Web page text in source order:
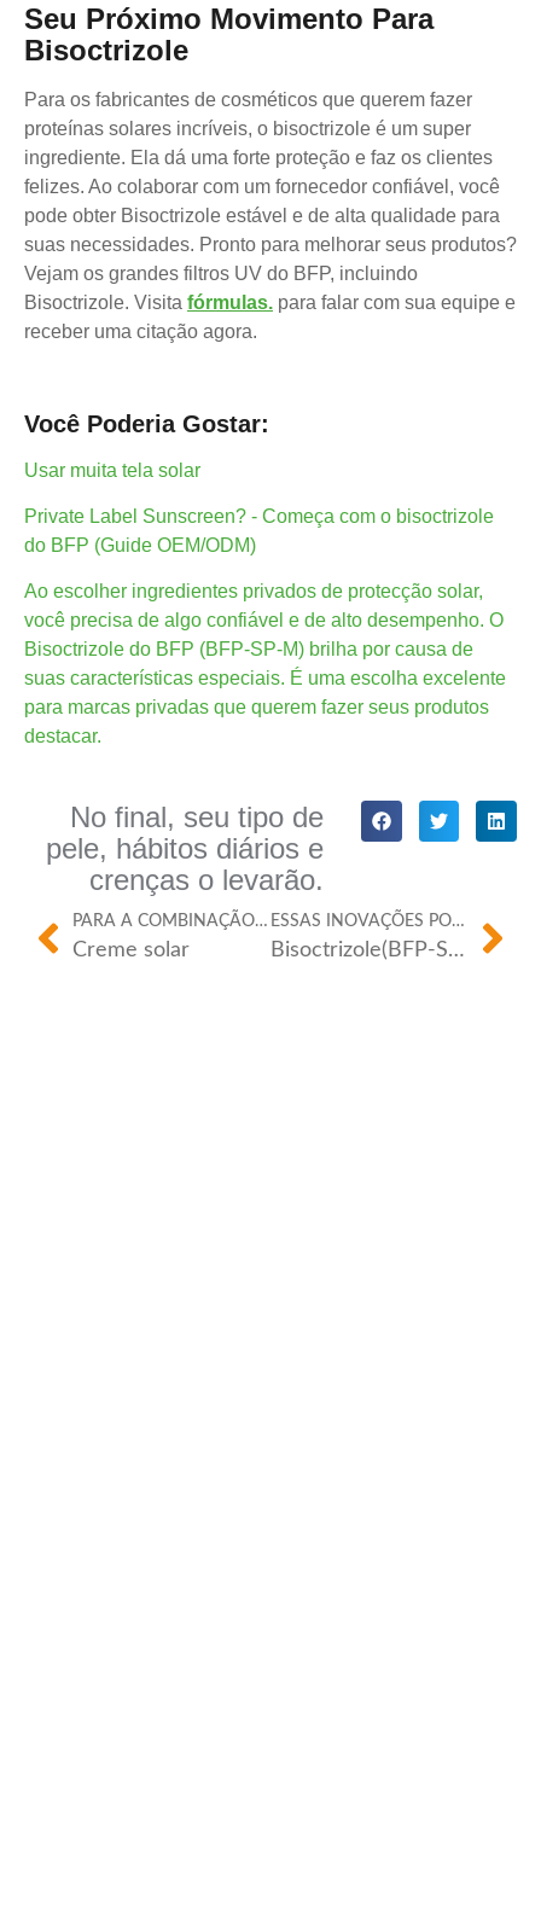
Seu Próximo Movimento Para
Bisoctrizole
Para os fabricantes de cosméticos que querem fazer
proteínas solares incríveis, o bisoctrizole é um super
ingrediente. Ela dá uma forte proteção e faz os clientes
felizes. Ao colaborar com um fornecedor confiável, você
pode obter Bisoctrizole estável e de alta qualidade para
suas necessidades. Pronto para melhorar seus produtos?
Vejam os grandes filtros UV do BFP, incluindo
Bisoctrizole. Visita fórmulas. para falar com sua equipe e
receber uma citação agora.
Você Poderia Gostar:
Usar muita tela solar
Private Label Sunscreen? - Começa com o bisoctrizole
do BFP (Guide OEM/ODM)
Ao escolher ingredientes privados de protecção solar,
você precisa de algo confiável e de alto desempenho. O
Bisoctrizole do BFP (BFP-SP-M) brilha por causa de
suas características especiais. É uma escolha excelente
para marcas privadas que querem fazer seus produtos
destacar.
No final, seu tipo de
pele, hábitos diários e
crenças o levarão.
PARA A COMBINAÇÃO PERFEITA.
Creme solar
ESSAS INOVAÇÕES PODEM SER USADAS ALÉM DOS FILTROS SOLARES?
Bisoctrizole(BFP-SP-M):O Fundamental Filtro de UV Ruffling Sun Care e Material Science